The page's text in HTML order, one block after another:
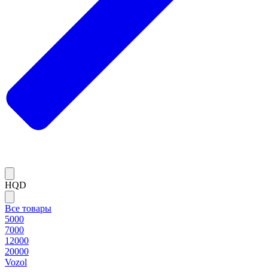
HQD
Все товары
5000
7000
12000
20000
Vozol